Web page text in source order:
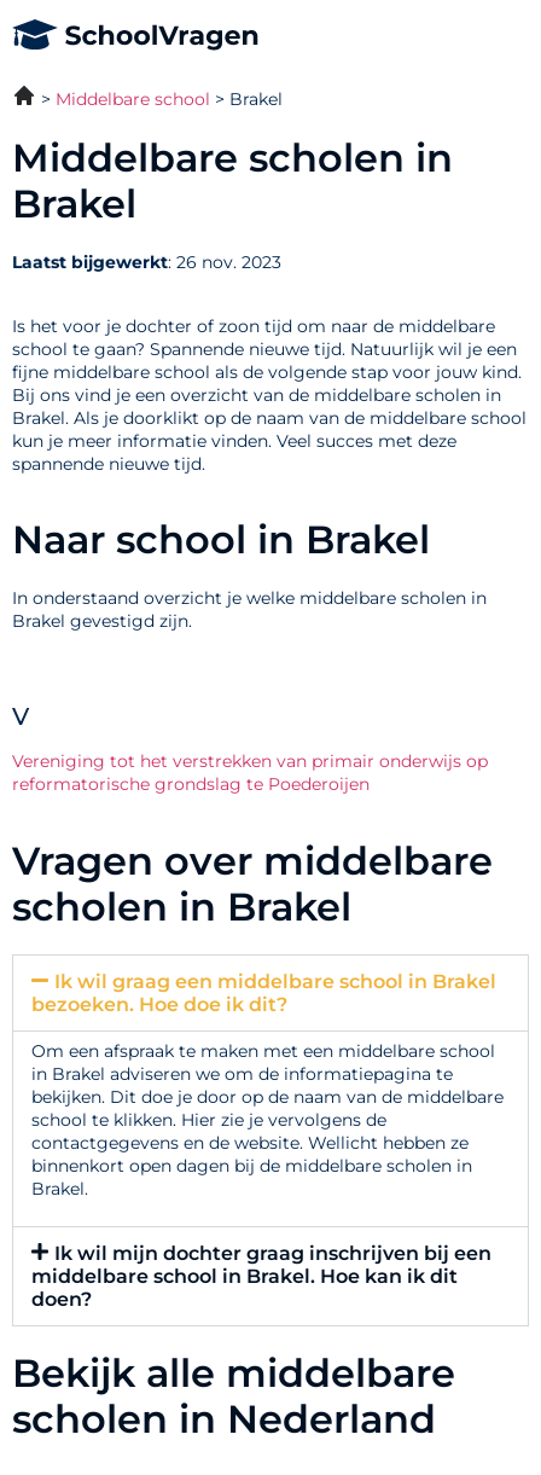
Middelbare school Brakel
Middelbare scholen in
Brakel
Laatst bijgewerkt: 26 nov. 2023
Is het voor je dochter of zoon tijd om naar de middelbare
school te gaan? Spannende nieuwe tijd. Natuurlijk wil je een
fijne middelbare school als de volgende stap voor jouw kind.
Bij ons vind je een overzicht van de middelbare scholen in
Brakel. Als je doorklikt op de naam van de middelbare school
kun je meer informatie vinden. Veel succes met deze
spannende nieuwe tijd.
Naar school in Brakel
In onderstaand overzicht je welke middelbare scholen in
Brakel gevestigd zijn.
V
Vereniging tot het verstrekken van primair onderwijs op
reformatorische grondslag te Poederoijen
Vragen over middelbare
scholen in Brakel
Ik wil graag een middelbare school in Brakel
bezoeken. Hoe doe ik dit?
Om een afspraak te maken met een middelbare school
in Brakel adviseren we om de informatiepagina te
bekijken. Dit doe je door op de naam van de middelbare
school te klikken. Hier zie je vervolgens de
contactgegevens en de website. Wellicht hebben ze
binnenkort open dagen bij de middelbare scholen in
Brakel.
Ik wil mijn dochter graag inschrijven bij een
middelbare school in Brakel. Hoe kan ik dit
doen?
Bekijk alle middelbare
scholen in Nederland